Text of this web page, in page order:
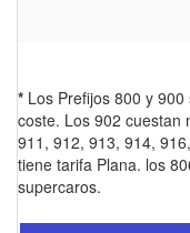
* Los Prefijos 800 y
coste. Los 902 cuestan
911, 912, 913, 914,
tiene tarifa Plana. los
supercaros.